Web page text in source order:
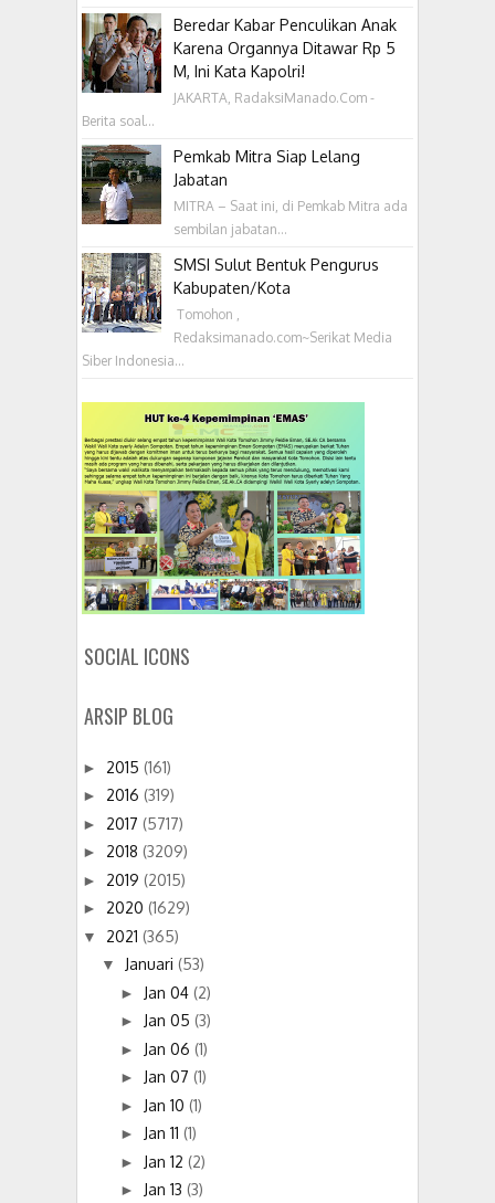
Beredar Kabar Penculikan Anak
Karena Organnya Ditawar Rp 5
M, Ini Kata Kapolri!
JAKARTA, RadaksiManado.Com -
Berita soal...
Pemkab Mitra Siap Lelang
Jabatan
MITRA – Saat ini, di Pemkab Mitra ada
sembilan jabatan...
SMSI Sulut Bentuk Pengurus
Kabupaten/Kota
‎ Tomohon ,
Redaksimanado.com~Serikat Media
Siber Indonesia...
SOCIAL ICONS
ARSIP BLOG
► 2015 (161)
► 2016 (319)
► 2017 (5717)
► 2018 (3209)
► 2019 (2015)
► 2020 (1629)
▼ 2021 (365)
▼ Januari (53)
► Jan 04 (2)
► Jan 05 (3)
► Jan 06 (1)
► Jan 07 (1)
► Jan 10 (1)
► Jan 11 (1)
► Jan 12 (2)
► Jan 13 (3)